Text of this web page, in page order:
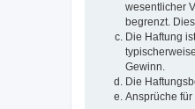
wesentlicher
begrenzt.
Die Haftung
Gewinn.
Die
Ansprüche